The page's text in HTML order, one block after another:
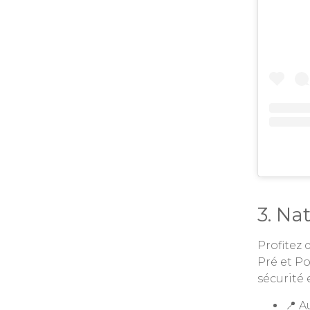
3.
Profitez
Pré et
sécurité
📍